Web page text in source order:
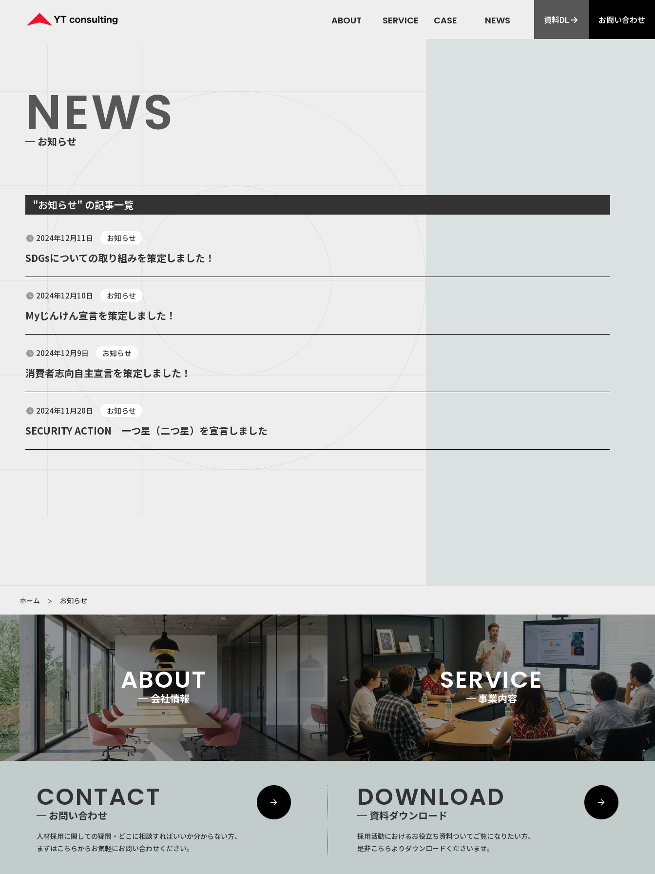
お問い合わせ
資料DL
ABOUT SERVICE CASE NEWS
NEWS
お知らせ
"お知らせ" の記事一覧
2024年12月11日 お知らせ
SDGsについての取り組みを策定しました！
2024年12月10日 お知らせ
Myじんけん宣言を策定しました！
2024年12月9日 お知らせ
消費者志向自主宣言を策定しました！
2024年11月20日 お知らせ
SECURITY ACTION 一つ星（二つ星）を宣言しました
ホーム ＞ お知らせ
ABOUT
会社情報
SERVICE
事業内容
CONTACT
お問い合わせ
人材採用に関しての疑問・どこに相談すればいいか分からない方、
まずはこちらからお気軽にお問い合わせください。
DOWNLOAD
資料ダウンロード
採用活動におけるお役立ち資料ついてご覧になりたい方、
是非こちらよりダウンロードくださいませ。